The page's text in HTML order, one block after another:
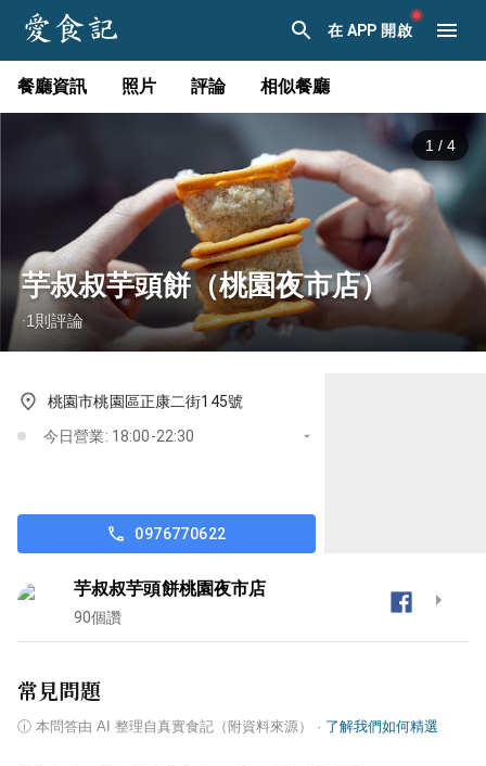
在 APP 開啟
餐廳資訊 照片 評論 相似餐廳
1 / 4
芋叔叔芋頭餅（桃園夜市店）
·1 則評論
桃園市桃園區正康二街145號
今日營業: 18:00-22:30
0976770622
芋叔叔芋頭餅桃園夜市店
90個讚
常見問題
ⓘ 本問答由 AI 整理自真實食記（附資料來源） · 了解我們如何精選